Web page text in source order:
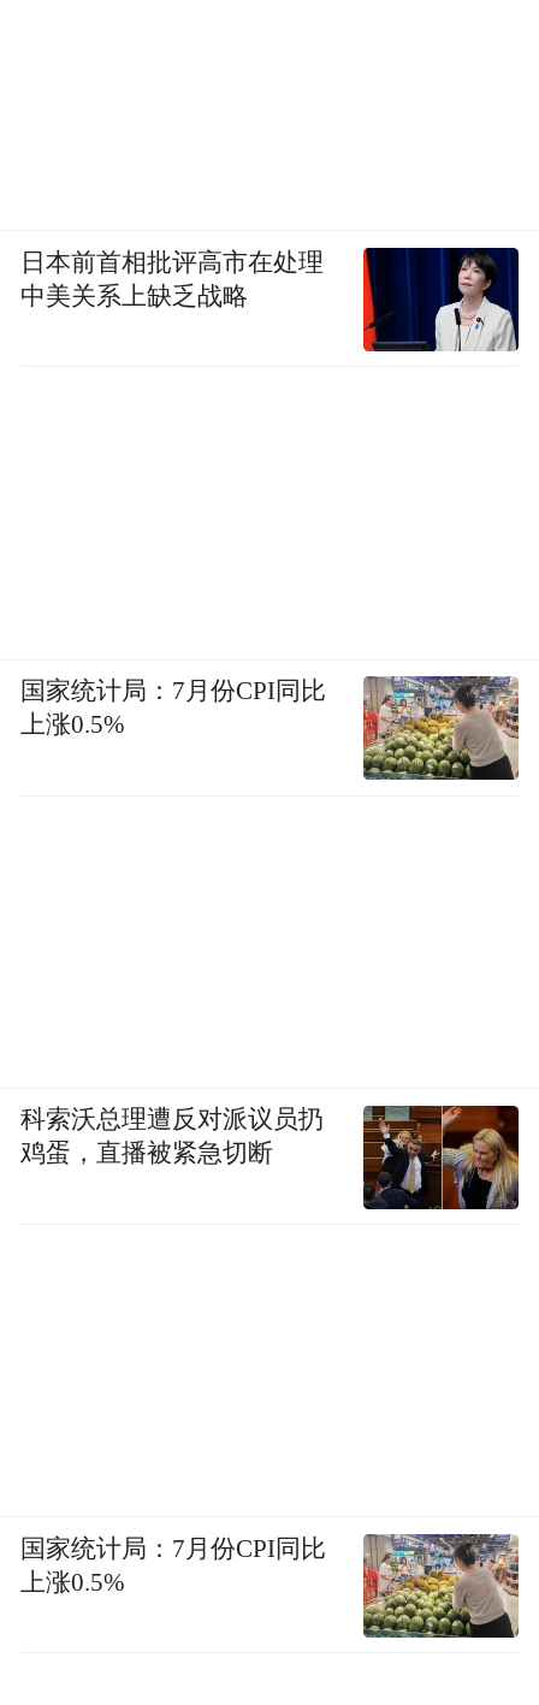
日本前首相批评高市在处理
中美关系上缺乏战略
国家统计局：7月份CPI同比
上涨0.5%
科索沃总理遭反对派议员扔
鸡蛋，直播被紧急切断
国家统计局：7月份CPI同比
上涨0.5%